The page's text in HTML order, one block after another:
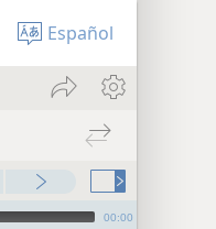
Español
00:00